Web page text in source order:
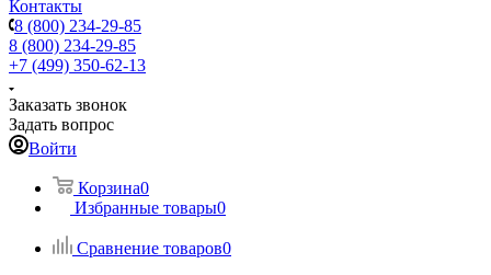
Контакты
8 (800) 234-29-85
8 (800) 234-29-85
+7 (499) 350-62-13
Заказать звонок
Задать вопрос
Войти
Корзина0
Избранные товары0
Сравнение товаров0